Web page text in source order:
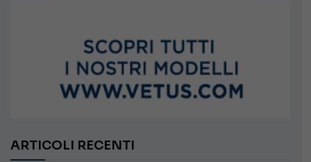
ARTICOLI RECENTI